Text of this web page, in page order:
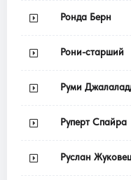
Ронда Берн
Рони-старший
Руми
Руперт Спайра
Руслан Жуковец